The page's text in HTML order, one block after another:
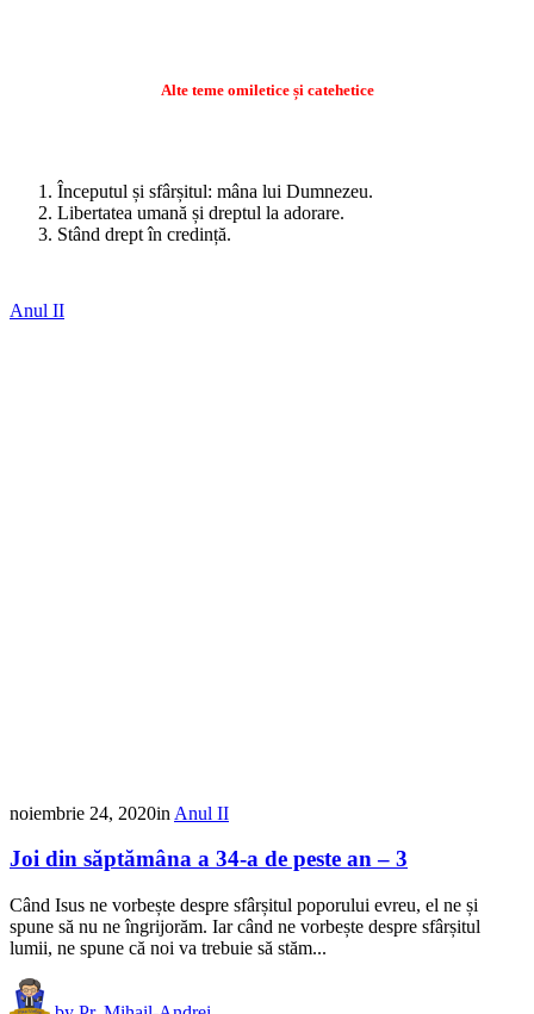
Alte teme omiletice și catehetice
Începutul și sfârșitul: mâna lui Dumnezeu.
Libertatea umană și dreptul la adorare.
Stând drept în credință.
Anul II
noiembrie 24, 2020in Anul II
Joi din săptămâna a 34-a de peste an – 3
Când Isus ne vorbește despre sfârșitul poporului evreu, el ne și
spune să nu ne îngrijorăm. Iar când ne vorbește despre sfârșitul
lumii, ne spune că noi va trebuie să stăm...